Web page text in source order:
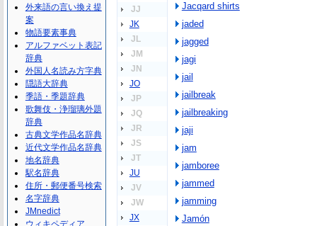
JJ
JK
JL
JM
JN
JO
JP
JQ
JR
JS
JT
JU
JV
JW
JX
Jacqard shirts
jaded
jagged
jagi
jail
jailbreak
jailbreaking
jaji
jam
jamboree
jammed
jamming
Jamón
外来語の言い換え提
案
物語要素事典
アルファベット表記
辞典
外国人名読み方字典
隠語大辞典
季語・季題辞典
歌舞伎・浄瑠璃外題
辞典
古典文学作品名辞典
近代文学作品名辞典
地名辞典
駅名辞典
住所・郵便番号検索
名字辞典
JMnedict
ウィキペディア